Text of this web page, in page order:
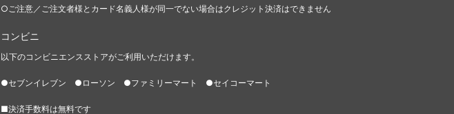
○ご注意／ご注文者様とカード名義人様が同一でない場合はクレジット決済はできません
コンビニ
以下のコンビニエンスストアがご利用いただけます。
●セブンイレブン ●ローソン ●ファミリーマート ●セイコーマート
■決済手数料は無料です